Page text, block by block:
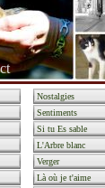
Si tu Es sable
Là où je t'aime
Verger
L'Arbre blanc
Sentiments
Nostalgies